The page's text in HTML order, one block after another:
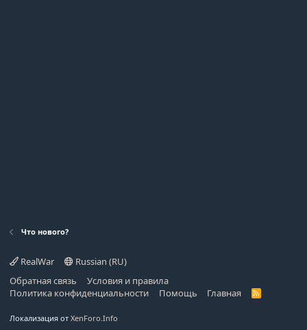
Что нового?
RealWar
Russian (RU)
Обратная связь
Условия и правила
Политика конфиденциальности
Помощь Главная
R
Локализация от XenForo.Info